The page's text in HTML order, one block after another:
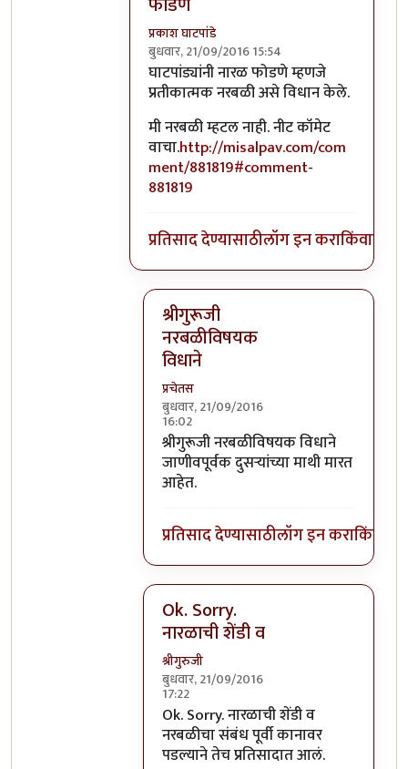
प्रकाश घाटपांडे
बुधवार, 21/09/2016 15:54
In reply toआत्मबंधवाल्यानी `कोहळा म्हणजे
घाटपांड्यांनी नारळ फोडणे म्हणजे
प्रतीकात्मक नरबळी असे विधान केले.
मी नरबळी म्हटल नाही. नीट कॉमेट
वाचा.http://misalpav.com/com
ment/881819#comment-
881819
प्रतिसाद देण्यासाठीलॉग इन कराकिंवा
श्रीगुरूजी
नरबळीविषयक
विधाने
प्रचेतस
बुधवार, 21/09/2016
16:02
In reply toघाटपांड्यांनी नारळ फोडणे
श्रीगुरूजी नरबळीविषयक विधाने
जाणीवपूर्वक दुसऱ्यांच्या माथी मारत
आहेत.
प्रतिसाद देण्यासाठीलॉग इन कराकिंवा
Ok. Sorry.
नारळाची शेंडी व
श्रीगुरुजी
बुधवार, 21/09/2016
17:22
In reply toघाटपांड्यांनी नारळ फोडणे
Ok. Sorry. नारळाची शेंडी व
नरबळीचा संबंध पूर्वी कानावर
पडल्याने तेच प्रतिसादात आलं.